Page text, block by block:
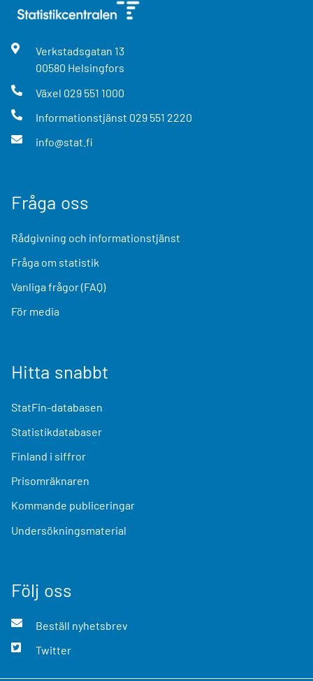
Verkstadsgatan 13
00580 Helsingfors
Växel 029 551 1000
Informationstjänst 029 551 2220
info@stat.fi
Fråga oss
Rådgivning och informationstjänst
Fråga om statistik
Vanliga frågor (FAQ)
För media
Hitta snabbt
StatFin-databasen
Statistikdatabaser
Finland i siffror
Prisomräknaren
Kommande publiceringar
Undersökningsmaterial
Följ oss
Beställ nyhetsbrev
Twitter